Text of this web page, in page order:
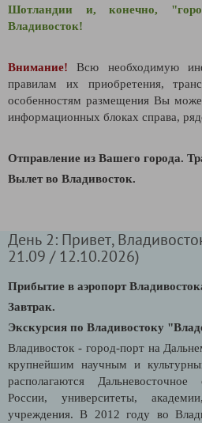
Шотландии и, конечно,
Владивосток!
Внимание!
Всю необходимую
правилам их приобретения,
особенностям размещения Вы
информационных блоках справа,
Отправление из Вашего города.
Вылет во Владивосток.
День 2: Привет,
21.09 / 12.10.2026)
Прибытие в аэропорт
Завтрак.
Экскурсия по Владивостоку
Владивосток - город-порт на
крупнейшим научным и
располагаются Дальневосточное
России, университеты, академии,
учреждения. В 2012 году во